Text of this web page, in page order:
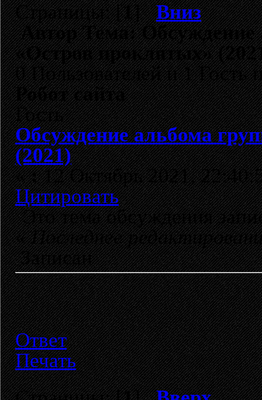
Страницы: [1]Вниз
АвторТема:
«Остров проклятых»
0 Пользователей и 1 Гость
Робот сайта
Гость
Обсуждение альбома
(2021)
«:12 Октябрь 2021,
Цитировать
Это тема обсуждения
«Последнее
Записан
Ответ
Печать